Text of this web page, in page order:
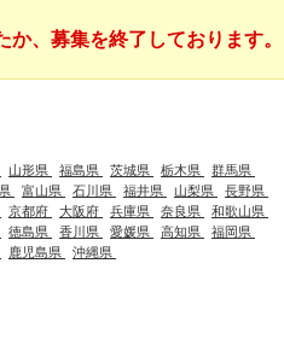
、募集を終了しております。
山形県 福島県 茨城県 栃木県
群馬県
富山県 石川県 福井県 山梨県
長野県
京都府 大阪府 兵庫県 奈良県
和歌山県
徳島県 香川県 愛媛県 高知県
福岡県
鹿児島県 沖縄県